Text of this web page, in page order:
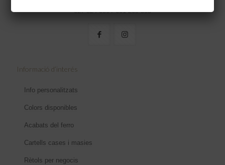
627 524 080 / 661 269 583
Informació d’interés
Info personalitzats
Colors disponibles
Acabats del ferro
Cartells cases i masies
Rètols per negocis